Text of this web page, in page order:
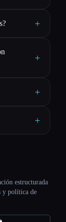
+
+
+
+
estructurada
y política de